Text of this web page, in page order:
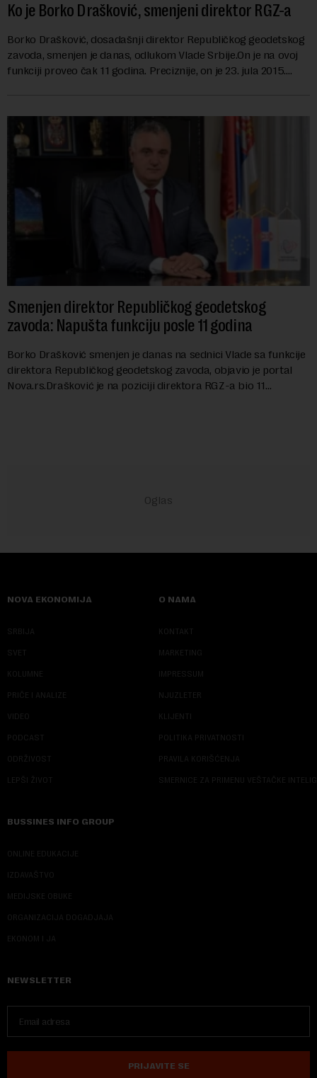
Ko je Borko Drašković, smenjeni direktor RGZ-a
Borko Drašković, dosadašnji direktor Republičkog geodetskog
zavoda, smenjen je danas, odlukom Vlade Srbije.On je na ovoj
funkciji proveo čak 11 godina. Preciznije, on je 23. jula 2015.
Smenjen direktor Republičkog geodetskog
zavoda: Napušta funkciju posle 11 godina
Borko Drašković smenjen je danas na sednici Vlade sa funkcije
direktora Republičkog geodetskog zavoda, objavio je portal
Nova.rs.Drašković je na poziciji direktora RGZ-a bio 11
NOVA EKONOMIJA
SRBIJA
SVET
KOLUMNE
PRIČE I ANALIZE
VIDEO
PODCAST
ODRŽIVOST
LEPŠI ŽIVOT
O NAMA
KONTAKT
MARKETING
IMPRESSUM
NJUZLETER
KLIJENTI
POLITIKA PRIVATNOSTI
PRAVILA KORIŠĆENJA
SMERNICE ZA PRIMENU VEŠTAČKE
BUSSINES INFO GROUP
ONLINE EDUKACIJE
IZDAVAŠTVO
MEDIJSKE OBUKE
ORGANIZACIJA DOGADJAJA
EKONOM I JA
NEWSLETTER
PRIJAVITE SE